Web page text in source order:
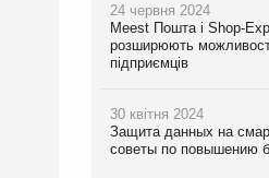
24 червня 2024
Meest Пошта і Shop-
розширюють
підприємців
30 квітня 2024
Защита данных на
советы по повышению